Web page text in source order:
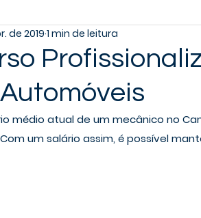
Carreira Cotidiano
de 2019 1 min de leitura
um salário assim, é possível